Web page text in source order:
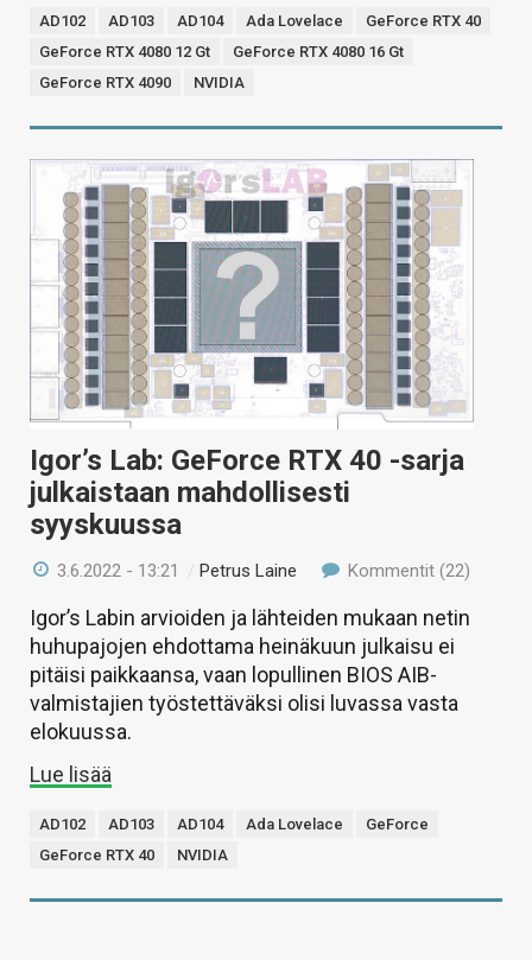
AD102 AD103 AD104 Ada Lovelace
GeForce RTX 40
GeForce RTX 4080 12 Gt
GeForce RTX 4080 16 Gt
GeForce RTX 4090
NVIDIA
Igor’s Lab: GeForce RTX 40 -sarja
julkaistaan mahdollisesti
syyskuussa
3.6.2022 - 13:21 /Petrus Laine Kommentit (22)
Igor’s Labin arvioiden ja lähteiden mukaan netin
huhupajojen ehdottama heinäkuun julkaisu ei
pitäisi paikkaansa, vaan lopullinen BIOS AIB-
valmistajien työstettäväksi olisi luvassa vasta
elokuussa.
Lue lisää
AD102 AD103 AD104 Ada Lovelace
GeForce
GeForce RTX 40
NVIDIA